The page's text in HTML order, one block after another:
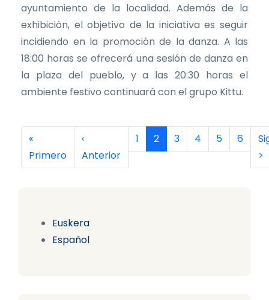
Euskera
Español
ayuntamiento de la localidad. Además de la
exhibición, el objetivo de la iniciativa es seguir
incidiendo en la promoción de la danza. A las
18:00 horas se ofrecerá una sesión de danza en
la plaza del pueblo, y a las 20:30 horas el
ambiente festivo continuará con el grupo Kittu.
Paginación
Primera página
«
Primero
Página anterior
‹
Anterior
Página
1 Página actual
2 Página
3 Página
4 Página
5 Página
6
>